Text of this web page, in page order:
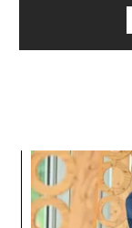
暗黙知という概
1990年代に比べ
ビー」に最近掲